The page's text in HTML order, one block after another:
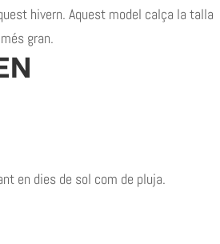
hivern. Aquest model calça la talla
gran.
en dies de sol com de pluja.